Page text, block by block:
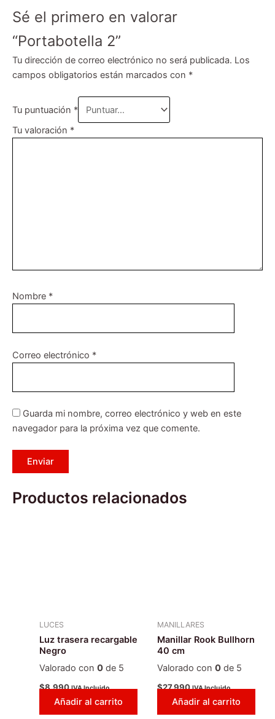
Sé el primero en valorar
“Portabotella 2”
Tu dirección de correo electrónico no será publicada. Los
campos obligatorios están marcados con *
Tu puntuación *
Tu valoración *
Nombre *
Correo electrónico *
Guarda mi nombre, correo electrónico y web en este
navegador para la próxima vez que comente.
Productos relacionados
LUCES
Luz trasera recargable
Negro
Valorado con 0de 5
$8.990 IVA Incluido
Añadir al carrito
MANILLARES
Manillar Rook Bullhorn
40 cm
Valorado con 0de 5
$27.990 IVA Incluido
Añadir al carrito